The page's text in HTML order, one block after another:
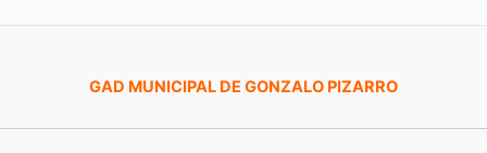
GAD MUNICIPAL DE GONZALO PIZARRO